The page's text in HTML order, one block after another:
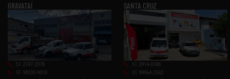
GRAVATAÍ
51 2747-2078
51 98030-9018
SANTA CRUZ
51 2914-0188
51 99964-2542